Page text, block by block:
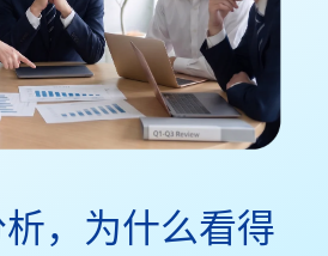
，为什么看得